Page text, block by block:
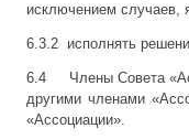
исключением
6.3.2 исполнять
6.4 Члены Совета
другими членами
«Ассоциации».